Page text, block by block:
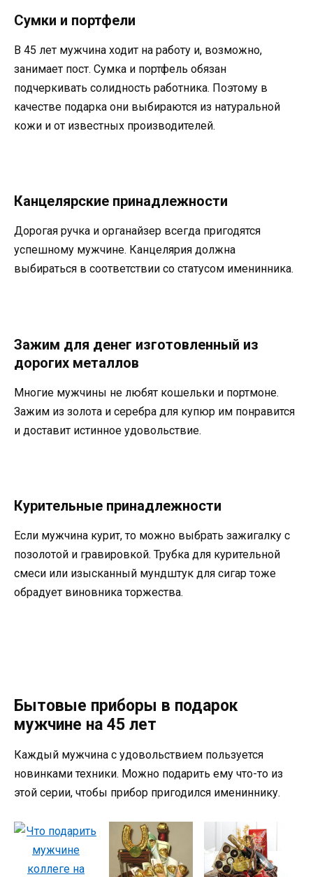
Сумки и портфели
В 45 лет мужчина ходит на работу и, возможно,
занимает пост. Сумка и портфель обязан
подчеркивать солидность работника. Поэтому в
качестве подарка они выбираются из натуральной
кожи и от известных производителей.
Канцелярские принадлежности
Дорогая ручка и органайзер всегда пригодятся
успешному мужчине. Канцелярия должна
выбираться в соответствии со статусом именинника.
Зажим для денег изготовленный из
дорогих металлов
Многие мужчины не любят кошельки и портмоне.
Зажим из золота и серебра для купюр им понравится
и доставит истинное удовольствие.
Курительные принадлежности
Если мужчина курит, то можно выбрать зажигалку с
позолотой и гравировкой. Трубка для курительной
смеси или изысканный мундштук для сигар тоже
обрадует виновника торжества.
Бытовые приборы в подарок
мужчине на 45 лет
Каждый мужчина с удовольствием пользуется
новинками техники. Можно подарить ему что-то из
этой серии, чтобы прибор пригодился имениннику.